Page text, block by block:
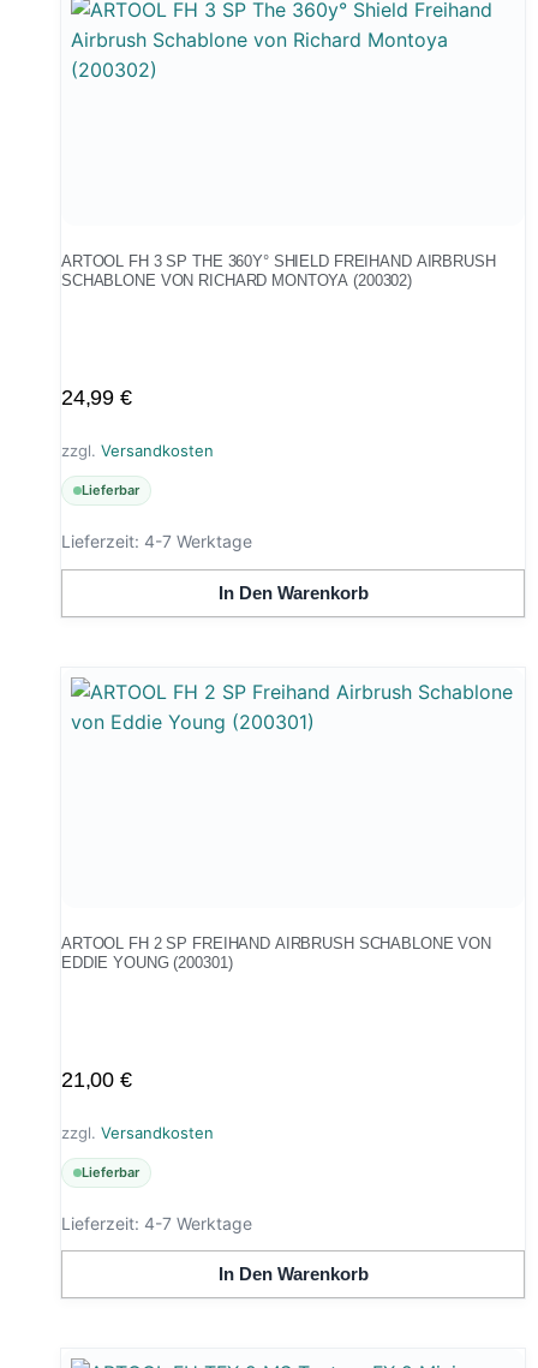
ARTOOL FH 3 SP THE 360Y° SHIELD FREIHAND AIRBRUSH
SCHABLONE VON RICHARD MONTOYA (200302)
24,99 €
zzgl. Versandkosten
Lieferbar
Lieferzeit: 4-7 Werktage
In Den Warenkorb
ARTOOL FH 2 SP FREIHAND AIRBRUSH SCHABLONE VON
EDDIE YOUNG (200301)
21,00 €
zzgl. Versandkosten
Lieferbar
Lieferzeit: 4-7 Werktage
In Den Warenkorb